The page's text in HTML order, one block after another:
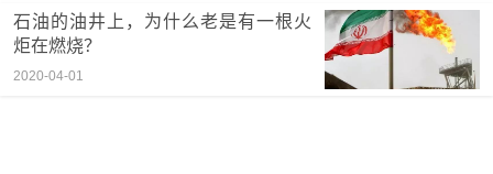
石油的油井上，为什么老是有一根火
炬在燃烧？
2020-04-01